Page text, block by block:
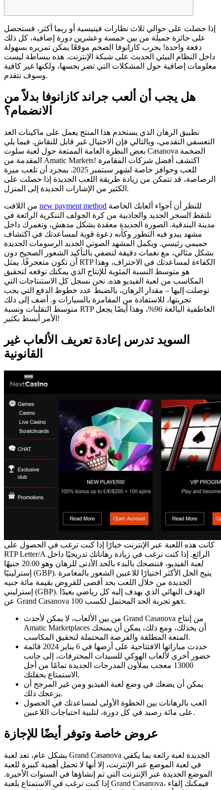
إذا حصلت على حوالي ثلاث نظارات فينيسية أو ربما أكثر، فستحصل
على جائزة جميلة من بين خمسة وعشرين دورة إضافية، كل ذلك
دفعة واحدة! يجرب كازانوفا الضخم موقعًا يمكن تمريره بسهولة
داخل النظام البيئي الحديث على شبكة الإنترنت. هذه ببساطة ليست
معلومات إضافية حول المشكلات التي تضر بحسها، ولكنها غير كافية
وسوف تتقدم.
هل يجب أن ألعب جراند كازانوفا بدلاً من
الانضمام؟
تطبيق الرهان الذي يستخدم هذا المنتج يعمل على ماكينات العد
التعسفي التقدمي، وبالتالي فإن الاحتيال غير قابل للنقاش. فيما يلي
بعض النظرة العامة الممتعة حول لعبة سلوت Casanova الضخمة
المقدمة من Amatic Markets! اكتشف أفضل شركات المقامرة
للعب وحوافز خاصة لشهر سبتمبر 2025. بمجرد أن تلعب ميزة
الرصاصة، قد تتمكن من زيادة طريقة اللعب الجديدة إذا حصلت على
الكثير من الإشارات الجديدة إلى المنزل.
new payment method
تلتقط السحر الجديد والجاذبية من كرة الجولف التنكرية الرائعة في
مدينة البندقية. الصورة الجديدة معقدة بشكل مدهش، وتغمرك داخل
مشهد يبدو فيه التطور وكأنه دعوة قوية لمساعدتك في اكتشاف
حميمي رئيسي. ويكمل المشهد الصوتي الجديد الرسومات الجديدة
بشكل مثالي، مع نغمات دقيقة لتضفي بالتأكيد الشعور الصحيح دون
أن تكون متعجرفًا. يمثل RTP الكفاءة لمساعدتك في الاحتراف، وهذا
هو متوسط ​​النسبة المئوية للإنتاج الذي يمكنك توقعه لتحقيق
المكاسب من لعبة الفيديو هذه. نحن نسجل كل الاستنتاجات التي
توصلت إليها – مقدار الرهان، بالضبط عدد خطوط الدفع التي يجب
تجربتها، للاستفادة من المقامرة بالسيارات و. أضف إلى ذلك
متوسط ​​التقلبات ونسبة RTP العاطفية البالغة 96%، وهذا أيضًا يجعل
الأمر أبسط بكثير!
السويد تدرس إعادة تعريف الألعاب غير
القانونية
كانت هذه اللعبة عبر الإنترنت خيارًا إذا كنت ترغب في الحصول على
RTP Letter/A الرائع. إذا كنت ترغب في زيادة رهاناتك تدريجيًا داخل
لعبة الفيديو، فننصحك بالبدء بالحد الأدنى للرهان وهو 20.00 جنيهًا
إسترلينيًا (GBP). يتيح الحل الأكثر اختيارًا للاعبين الشعور بالمغامرة
الجديدة من خلال اللعب بحد أقصى للقروض بقيمة مائة جنيه
إسترليني (GBP). الهدف النهائي الذي يهدف إليه كل رياضي بعيدًا
عن Grand Casanova هو تجربة الحد المحتمل لكسب 100x.
من بين الألعاب، لا يمكن لأحدث Grand Casanova من إنتاج
Amatic Marketplaces أن يخذلك، ومع ذلك، يمكن أن يمنحك
المتعة المطلقة والفرصة المحتملة لتحقيق المكاسب.
حددت مباراتها الافتتاحية على أرضها في 6 يناير 2024 قائمة
حضور أخرى لألعاب الهوكي للسيدات المحترفات، إلى جانب
13000 معجب يملأون المدرجات الجديدة تمامًا من أجل
الاستمتاع بحفلتك.
يمكن أن يضعك في وضع لعبة الفيديو ومن غير المرجح أن
يزعجك ذلك.
العب بالرهانات بين الخطوة الأولى لمساعدتك في الحصول
على مائة رصيد في كل دورة، لتلبية احتياجات اللاعبين.
عروض خاصة وتوفر أيضًا للإجازة
بشكل عام، تعد لعبة Grand Casanova الجديدة لعبة رائعة بما يكفي
في لعبة الموضع عبر الإنترنت، إلا أنها لا تحمل أهمية كبيرة للعبة
الموضع الجديدة عبر الإنترنت التي تم إنشاؤها في السنوات الأخيرة.
إذا كنت ترغب في الاستمتاع بلعبة Grand Casanova، فيمكنك إلقاء